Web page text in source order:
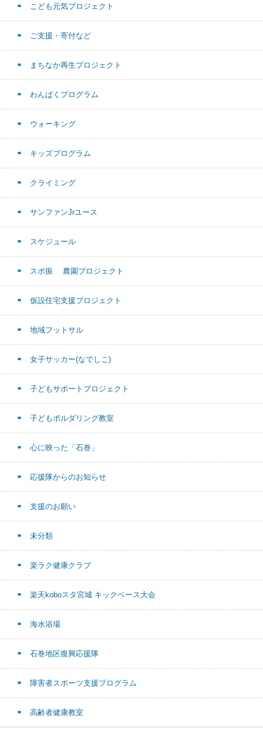
こども元気プロジェクト
ご支援・寄付など
まちなか再生プロジェクト
わんぱくプログラム
ウォーキング
キッズプログラム
クライミング
サンファンJrユース
スケジュール
スポ振 農園プロジェクト
仮設住宅支援プロジェクト
地域フットサル
女子サッカー(なでしこ)
子どもサポートプロジェクト
子どもボルダリング教室
心に映った「石巻」
応援隊からのお知らせ
支援のお願い
未分類
楽ラク健康クラブ
楽天koboスタ宮城 キックベース大会
海水浴場
石巻地区復興応援隊
障害者スポーツ支援プログラム
高齢者健康教室